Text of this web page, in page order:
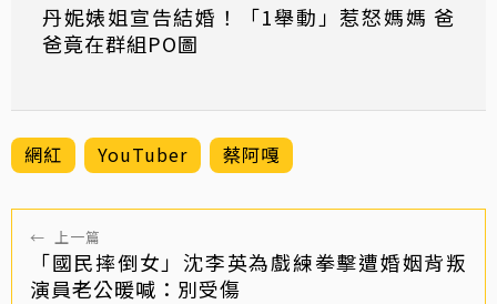
丹妮婊姐宣告結婚！「1舉動」惹怒媽媽 爸
爸竟在群組PO圖
網紅 YouTuber 蔡阿嘎
← 上一篇
「國民摔倒女」沈李英為戲練拳擊遭婚姻背叛
演員老公暖喊：別受傷